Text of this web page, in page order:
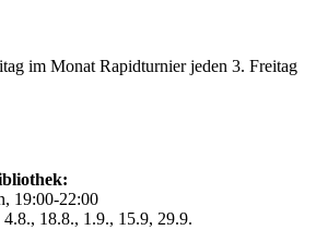
im Monat Rapidturnier jeden 3. Freitag
19:00-22:00
18.8., 1.9., 15.9, 29.9.